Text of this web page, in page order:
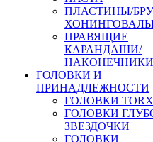
ПЛАСТИНЫ/
ПРАВЯЩИЕ
КАРАНДАШИ/
НАКОНЕЧНИКИ
ГОЛОВКИ И
ПРИНАДЛЕЖНОСТИ
ГОЛОВКИ TORX
ГОЛОВКИ
ЗВЕЗДОЧКИ
ГОЛОВКИ